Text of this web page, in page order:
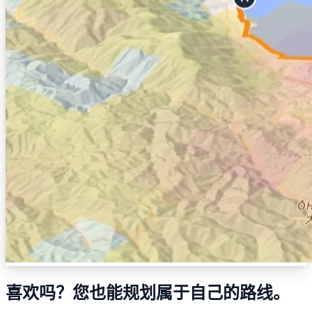
喜欢吗？您也能规划属于自己的路线。